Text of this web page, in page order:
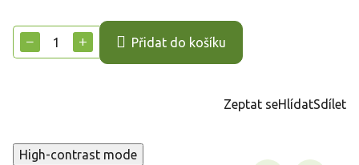
cena:
+
− Přidat do košíku
Zeptat seHlídatSdílet
High-contrast mode